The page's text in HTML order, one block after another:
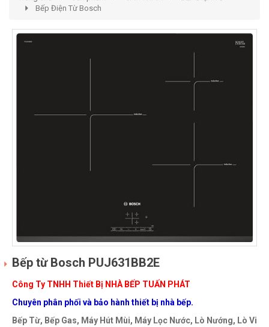
Bếp Điện Từ Bosch
Bếp từ Bosch PUJ631BB2E
Công Ty TNHH Thiết Bị NHÀ BẾP TUẤN PHÁT
Chuyên phân phối và bảo hành thiết bị nhà bếp.
Bếp Từ, Bếp Gas, Máy Hút Mùi, Máy Lọc Nước, Lò Nướng, Lò Vi